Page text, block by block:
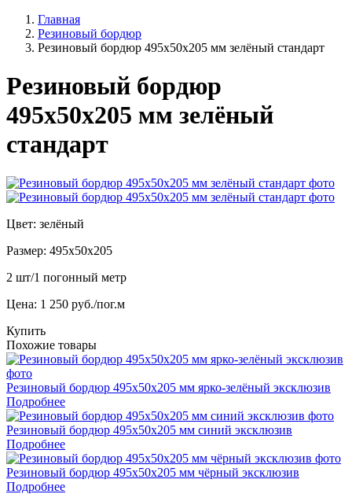
Главная
Резиновый бордюр
Резиновый бордюр 495х50х205 мм зелёный стандарт
Резиновый бордюр
495х50х205 мм зелёный
стандарт
Цвет: зелёный
Размер: 495x50x205
2 шт/1 погонный метр
Цена: 1 250 руб./пог.м
Купить
Похожие товары
Резиновый бордюр 495х50х205 мм ярко-зелёный эксклюзив
Подробнее
Резиновый бордюр 495х50х205 мм синий эксклюзив
Подробнее
Резиновый бордюр 495х50х205 мм чёрный эксклюзив
Подробнее